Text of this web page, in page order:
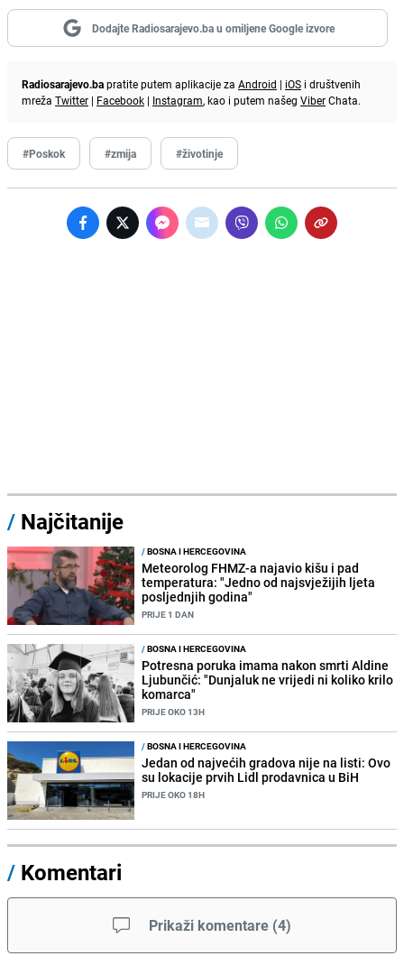
Dodajte Radiosarajevo.ba u omiljene Google izvore
Radiosarajevo.bapratite putem aplikacije za Android | iOS i društvenih
mreža Twitter | Facebook | Instagram, kao i putem našeg ViberChata.
#Poskok #zmija #životinje
/ Najčitanije
/BOSNA I HERCEGOVINA
Meteorolog FHMZ-a najavio kišu i pad
temperatura: "Jedno od najsvježijih ljeta
posljednjih godina"
PRIJE 1 DAN
/BOSNA I HERCEGOVINA
Potresna poruka imama nakon smrti Aldine
Ljubunčić: "Dunjaluk ne vrijedi ni koliko krilo
komarca"
PRIJE OKO 13H
/BOSNA I HERCEGOVINA
Jedan od najvećih gradova nije na listi: Ovo
su lokacije prvih Lidl prodavnica u BiH
PRIJE OKO 18H
/ Komentari
Prikaži komentare (4)